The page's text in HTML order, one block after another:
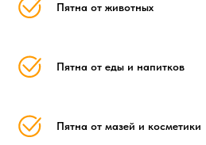
Пятна от животных
Пятна от еды и напитков
Пятна от мазей и косметики